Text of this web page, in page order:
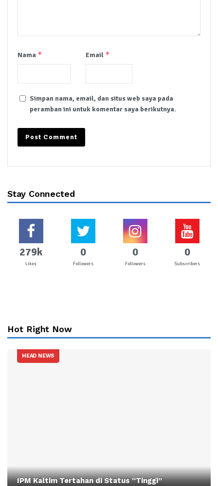
Nama * Email *
Simpan nama, email, dan situs web saya pada
peramban ini untuk komentar saya berikutnya.
Stay Connected
279k
Likes
0
Followers
0
Followers
0
Subscribers
Hot Right Now
HEAD NEWS
IPM Kaltim Tertahan di Status “Tinggi”